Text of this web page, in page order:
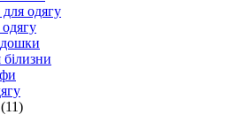
одягу
дошки
(11)